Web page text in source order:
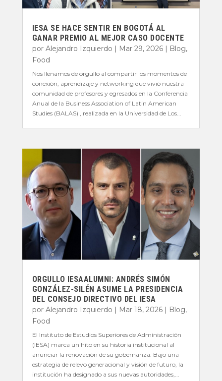
IESA SE HACE SENTIR EN BOGOTÁ AL
GANAR PREMIO AL MEJOR CASO DOCENTE
por Alejandro Izquierdo | Mar 29, 2026| Blog,
Food
Nos llenamos de orgullo al compartir los momentos de
conexión, aprendizaje y networking que vivió nuestra
comunidad de profesores y egresados en la Conferencia
Anual de la Business Association of Latin American
Studies (BALAS) , realizada en la Universidad de Los...
ORGULLO IESAALUMNI: ANDRÉS SIMÓN
GONZÁLEZ-SILÉN ASUME LA PRESIDENCIA
DEL CONSEJO DIRECTIVO DEL IESA
por Alejandro Izquierdo | Mar 18, 2026| Blog,
Food
El Instituto de Estudios Superiores de Administración
(IESA) marca un hito en su historia institucional al
anunciar la renovación de su gobernanza. Bajo una
estrategia de relevo generacional y visión de futuro, la
institución ha designado a sus nuevas autoridades,...